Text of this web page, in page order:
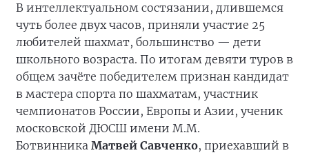
В интеллектуальном состязании, длившемся
чуть более двух часов, приняли участие 25
любителей шахмат, большинство — дети
школьного возраста. По итогам девяти туров в
общем зачёте победителем признан кандидат
в мастера спорта по шахматам, участник
чемпионатов России, Европы и Азии, ученик
московской ДЮСШ имени М.М.
Ботвинника Матвей Савченко, приехавший в